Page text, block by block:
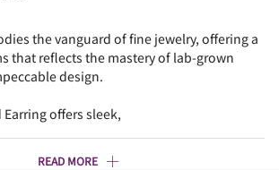
the vanguard of fine jewelry, offering a
that reflects the mastery of lab-grown
design.
offers sleek,
READ MORE